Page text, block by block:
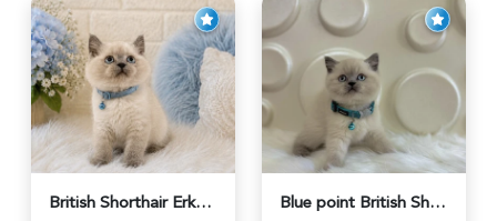
British Shorthair Erkek Bluepoint 2 Aylık - 4448 Blue point British Shorthair Kedim 2 Aylık - 4132